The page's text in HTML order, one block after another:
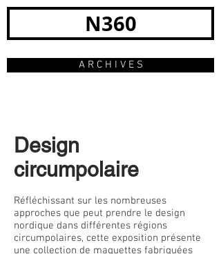
N360
A R C H I V E S
Design
circumpolaire
Réfléchissant sur les nombreuses
approches que peut prendre le design
nordique dans différentes régions
circumpolaires, cette exposition présente
une collection de maquettes fabriquées